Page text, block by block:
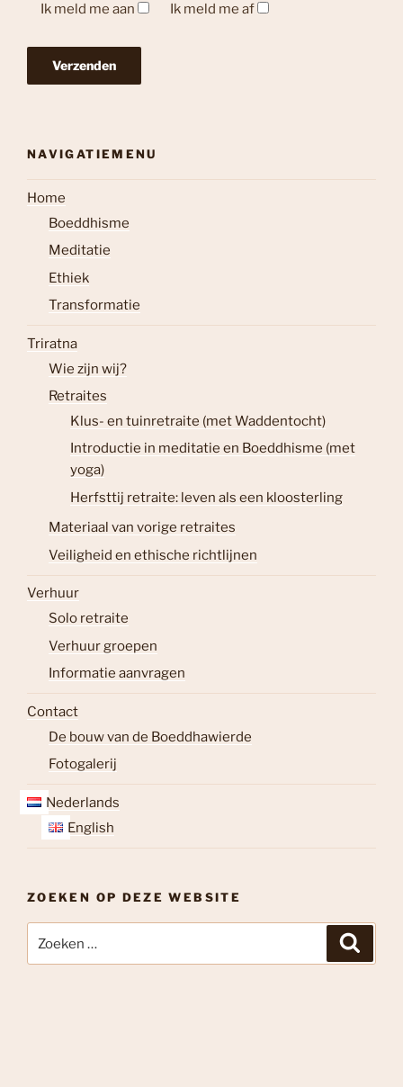
Ik meld me aan Ik meld me af
NAVIGATIEMENU
Home
Boeddhisme
Meditatie
Ethiek
Transformatie
Triratna
Wie zijn wij?
Retraites
Klus- en tuinretraite (met Waddentocht)
Introductie in meditatie en Boeddhisme (met
yoga)
Herfsttij retraite: leven als een kloosterling
Materiaal van vorige retraites
Veiligheid en ethische richtlijnen
Verhuur
Solo retraite
Verhuur groepen
Informatie aanvragen
Contact
De bouw van de Boeddhawierde
Fotogalerij
Nederlands
English
ZOEKEN OP DEZE WEBSITE
naar: